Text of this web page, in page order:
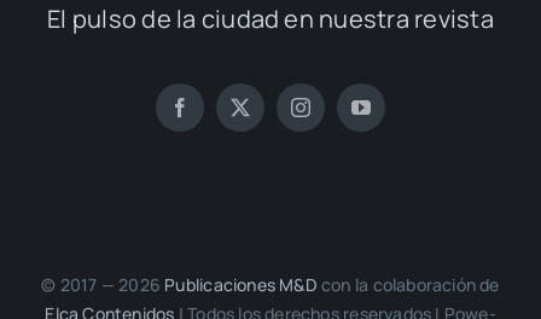
El pul­so de la ciu­dad en nues­tra revis­ta
© 2017 — 2026 Publi­ca­cio­nes M&D con la cola­bo­ra­ción de
Elca Con­te­ni­dos | Todos los dere­chos reser­va­dos | Powe­